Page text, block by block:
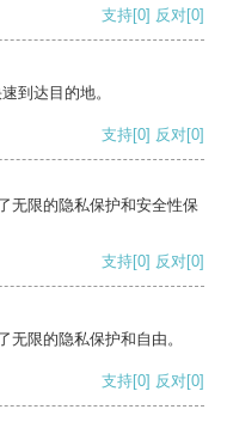
支持[0] 反对[0]
到达目的地。
支持[0] 反对[0]
无限的隐私保护和安全性保
支持[0] 反对[0]
限的隐私保护和自由。
支持[0] 反对[0]